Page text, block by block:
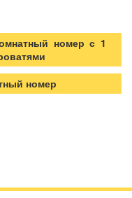
номер с 1
номер